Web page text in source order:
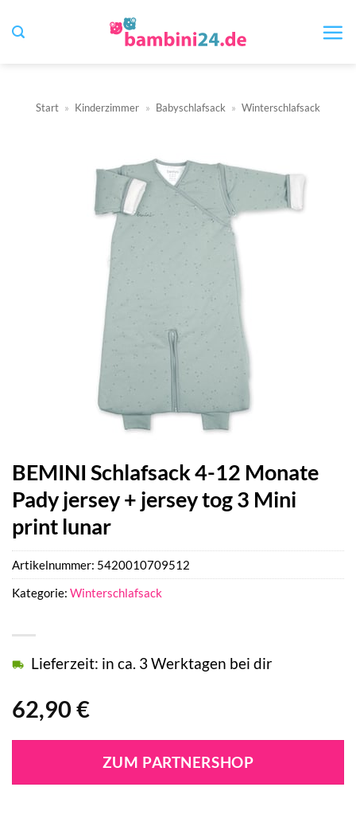
Inhalt
Start » Kinderzimmer » Babyschlafsack » Winterschlafsack
BEMINI Schlafsack 4-12 Monate
Pady jersey + jersey tog 3 Mini
print lunar
62,90 €
Lieferzeit: in ca. 3 Werktagen bei dir
ZUM PARTNERSHOP
Artikelnummer: 5420010709512
Kategorie: Winterschlafsack